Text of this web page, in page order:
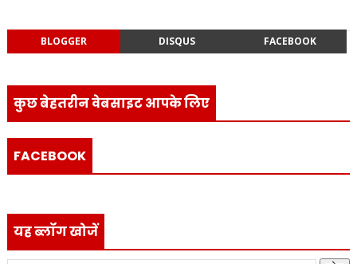
BLOGGER DISQUS FACEBOOK
कुछ बेहतरीन वेबसाइट आपके लिए
FACEBOOK
यह ब्लॉग खोजें